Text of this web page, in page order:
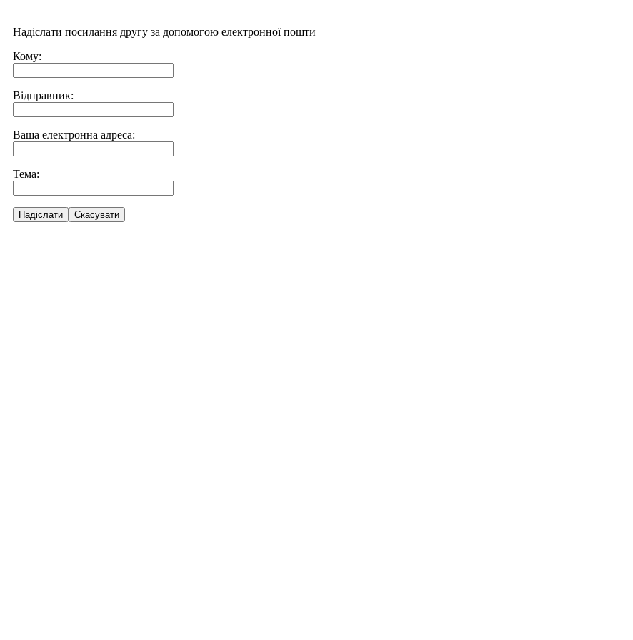
Надіслати посилання другу за допомогою електронної пошти
Кому:
Відправник:
Ваша електронна адреса:
Тема:
Надіслати Скасувати